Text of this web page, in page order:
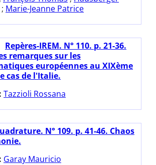
; Marie-Jeanne Patrice
Repères-IREM. N° 110. p. 21-36.
remarques sur les
européennes au XIXème
cas de l'Italie.
Tazzioli Rossana
N° 109. p. 41-46. Chaos
Garay Mauricio